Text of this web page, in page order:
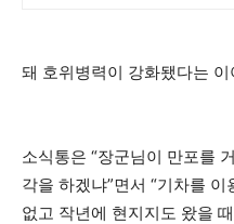
돼 호위병력이 강화됐다는
소식통은 “장군님이 만포를
각을 하겠냐”면서 “기차를
없고 작년에 현지지도 왔을